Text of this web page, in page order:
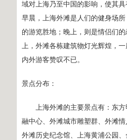
域对上海乃至中国的影响，使其具
早晨，上海外滩是人们的健身场
的游览胜地；晚上，则是情侣们
上，外滩各栋建筑物灯光辉煌，
内外游客赞叹不已。
景点分布：
上海外滩的主要景点有：东方
融中心、外滩城市雕塑群、外滩情
外滩历史纪念馆、上海黄浦公园、